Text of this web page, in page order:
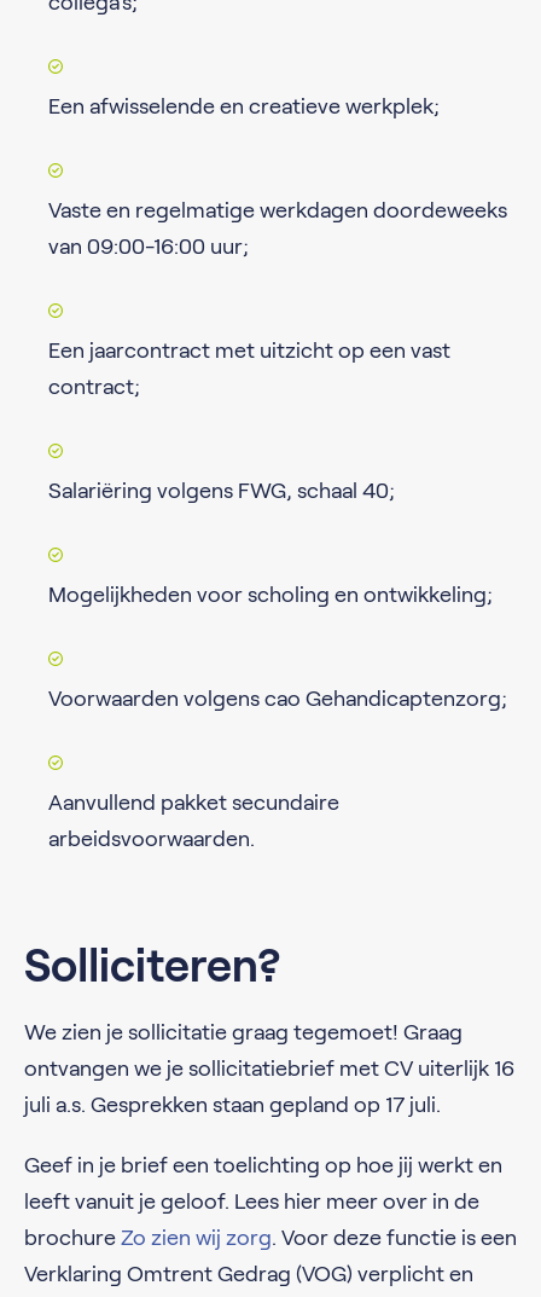
Een afwisselende en creatieve werkplek;
Vaste en regelmatige werkdagen doordeweeks
van 09:00-16:00 uur;
Een jaarcontract met uitzicht op een vast
contract;
Salariëring volgens FWG, schaal 40;
Mogelijkheden voor scholing en ontwikkeling;
Voorwaarden volgens cao Gehandicaptenzorg;
Aanvullend pakket secundaire
arbeidsvoorwaarden.
Solliciteren?
We zien je sollicitatie graag tegemoet! Graag
ontvangen we je sollicitatiebrief met CV uiterlijk 16
juli a.s. Gesprekken staan gepland op 17 juli.
Geef in je brief een toelichting op hoe jij werkt en
leeft vanuit je geloof. Lees hier meer over in de
brochure Zo zien wij zorg. Voor deze functie is een
Verklaring Omtrent Gedrag (VOG) verplicht en